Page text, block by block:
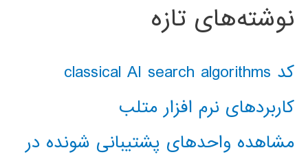
نوشته‌های تازه
کد classical AI search algorithms
کاربردهای نرم افزار متلب
مشاهده واحدهای پشتیبانی شونده در